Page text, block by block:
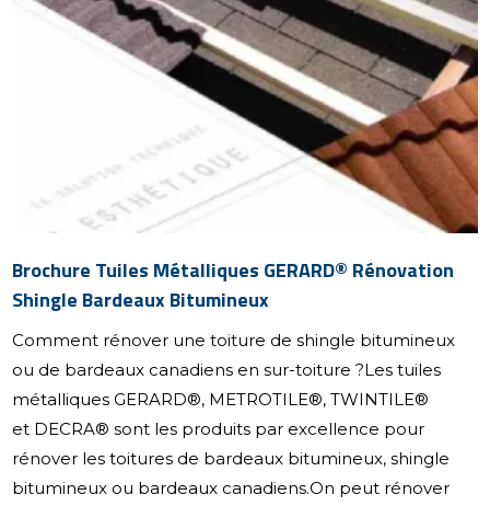
Brochure Tuiles Métalliques GERARD® Rénovation
Shingle Bardeaux Bitumineux
Comment rénover une toiture de shingle bitumineux
ou de bardeaux canadiens en sur-toiture ?Les tuiles
métalliques GERARD®, METROTILE®, TWINTILE®
et DECRA® sont les produits par excellence pour
rénover les toitures de bardeaux bitumineux, shingle
bitumineux ou bardeaux canadiens.On peut rénover